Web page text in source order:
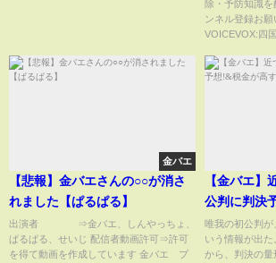
除・予防知識
ンネル登録お願
VOICEVOX:四
金バエ
【悲報】金バエさんの○○が消さ
れました【ぱるぱる】
出演者 ⇒金バエ、しんやっちょ、
ぱるぱる、せいじ 配信者動画許可⇒許可
を得て動画を作成しています 金バエ プ
【金バエ】
公判に判決
て…
唯我の初公判が
いう情報が出
から、判決の量